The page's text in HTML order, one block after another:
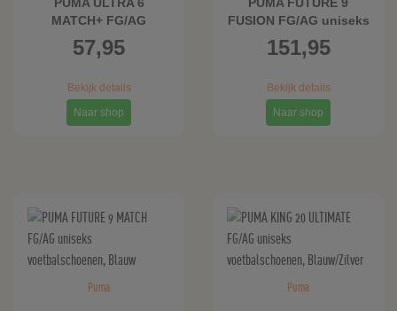
MATCH+ FG/AG
uniseks
voetbalschoenen,
57,95
Bekijk details
Naar shop
FUSION FG/AG uniseks
voetbalschoenen,
Blauw
151,95
Bekijk details
Naar shop
Puma Puma